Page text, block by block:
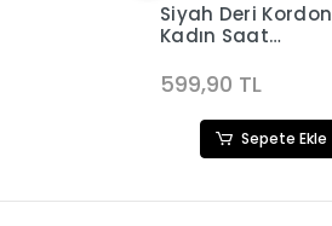
Siyah Deri Kordon
Kadın Saat
599,90 TL
Sepete Ekle